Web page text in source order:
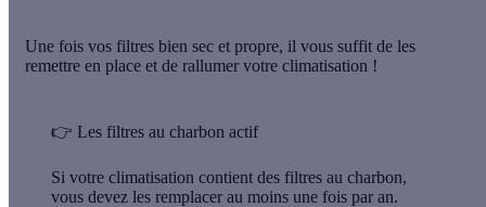
Une fois vos filtres bien sec et propre, il vous suffit de les
remettre en place et de rallumer votre climatisation !
👉 Les filtres au charbon actif
Si votre climatisation contient des filtres au charbon,
vous devez les remplacer au moins une fois par an.